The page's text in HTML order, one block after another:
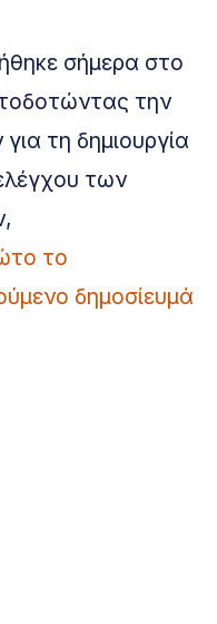
σήμερα στο
την
τη δημιουργία
των
το
δημοσίευμά